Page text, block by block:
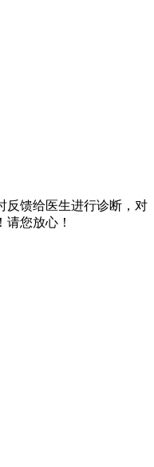
反馈给医生进行诊断，对
您放心！